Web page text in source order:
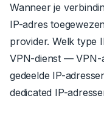
Wanneer je
IP-adres
provider. Welk type
VPN-dienst — VPN-
gedeelde IP-
dedicated IP-